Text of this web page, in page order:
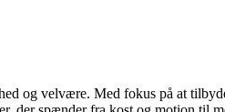
og velvære. Med fokus på at